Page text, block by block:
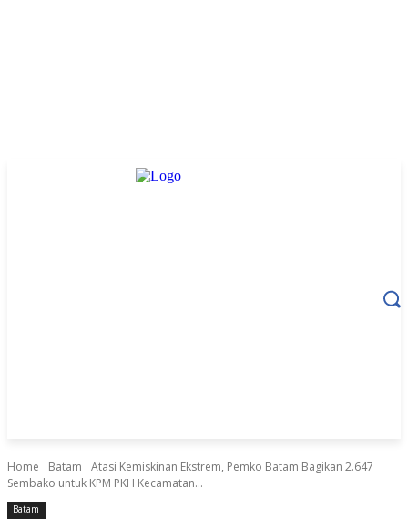
Home Batam
Atasi Kemiskinan Ekstrem, Pemko Batam Bagikan 2.647
Sembako untuk KPM PKH Kecamatan...
Batam